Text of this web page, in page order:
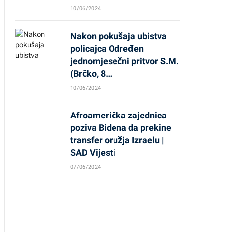
10/06/2024
Nakon pokušaja ubistva
policajca Određen
jednomjesečni pritvor S.M.
(Brčko, 8…
10/06/2024
Afroamerička zajednica
poziva Bidena da prekine
transfer oružja Izraelu |
SAD Vijesti
07/06/2024